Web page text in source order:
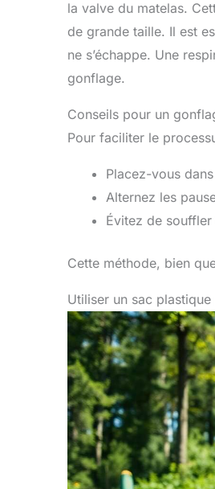
la valve du matelas.
de grande taille. Il est
ne s’échappe. Une
gonflage.
Conseils pour un
Pour faciliter le
Placez-vous
Alternez les
Évitez de
Cette méthode, bien
Utiliser un sac